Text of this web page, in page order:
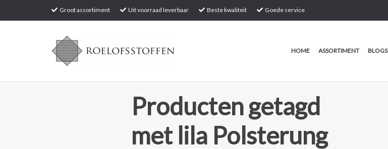
Groot assortiment Uit voorraad leverbaar Beste kwaliteit Goede service
HOME ASSORTIMENT BLOGS
Producten getagd
met lila Polsterung